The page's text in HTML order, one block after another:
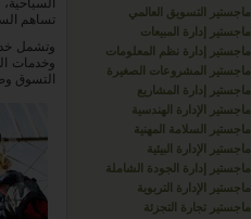
تساهم
وتشمل
وخدمات
التسوق
ماجستير التسويق العالمي
ماجستير إدارة المبيعات
ماجستير إدارة نظم المعلومات
ماجستير المشروعات الصغيرة
ماجستير إدارة المشاريع
ماجستير الإدارة الهندسية
ماجستير السلامة المهنية
ماجستير الإدارة البيئية
ماجستير إدارة الجودة الشاملة
ماجستير الإدارة التربوية
ماجستير تجارة التجزئة